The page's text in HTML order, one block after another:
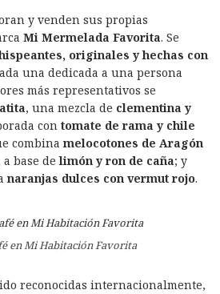
y venden sus propias
Mi Mermelada Favorita. Se
originales y hechas con
una dedicada a una persona
más representativos se
, una mezcla de clementina y
con tomate de rama y chile
combinamelocotones de Aragón
a base delimón y ron de caña; y
naranjas dulces con vermut rojo.
en Mi Habitación Favorita
reconocidas internacionalmente,